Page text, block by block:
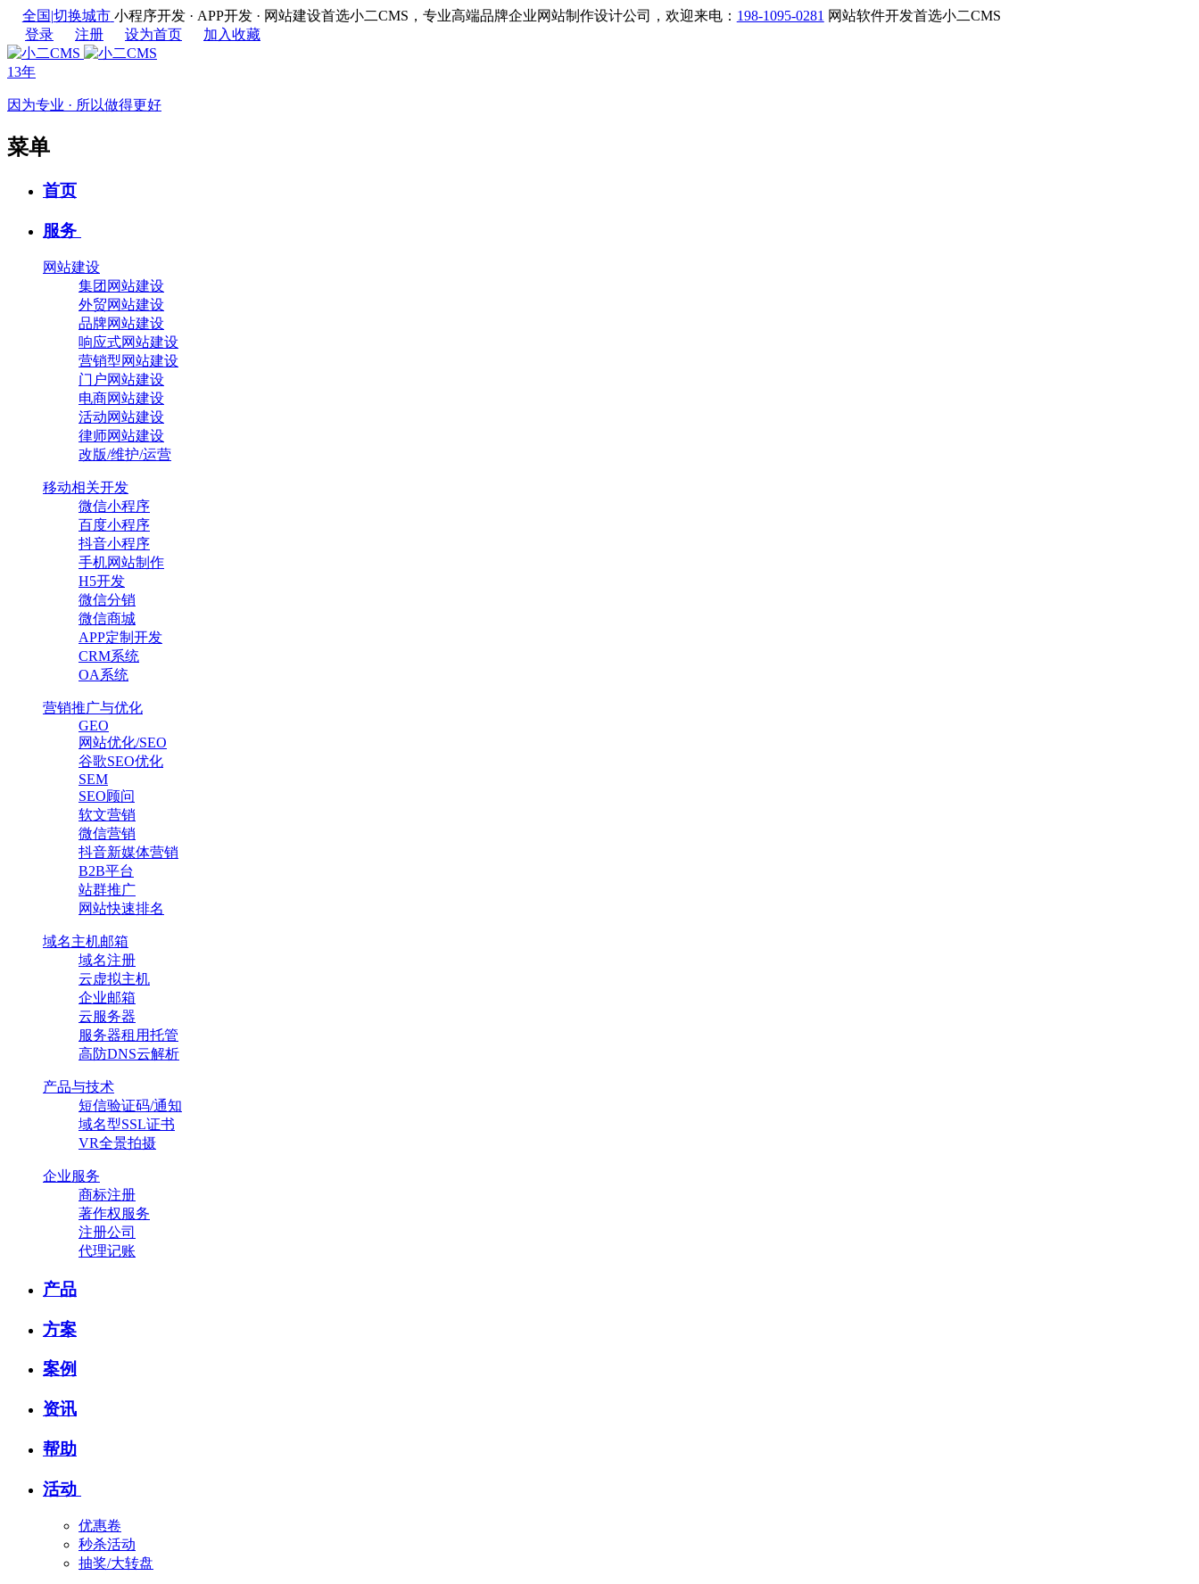
全国|切换城市 小程序开发 · APP开发 · 网站建设首选小二CMS，专业高端品牌企业网站制作设计公司，欢迎来电： 198-1095-0281 网站软件开发首选小二CMS
登录
注册 设为首页 加入收藏
13年
因为专业 · 所以做得更好
菜单
首页
服务
网站建设
集团网站建设
外贸网站建设
品牌网站建设
响应式网站建设
营销型网站建设
门户网站建设
电商网站建设
活动网站建设
律师网站建设
改版/维护/运营
移动相关开发
微信小程序
百度小程序
抖音小程序
手机网站制作
H5开发
微信分销
微信商城
APP定制开发
CRM系统
OA系统
营销推广与优化
GEO
网站优化/SEO
谷歌SEO优化
SEM
SEO顾问
软文营销
微信营销
抖音新媒体营销
B2B平台
站群推广
网站快速排名
域名主机邮箱
域名注册
云虚拟主机
企业邮箱
云服务器
服务器租用托管
高防DNS云解析
产品与技术
短信验证码/通知
域名型SSL证书
VR全景拍摄
企业服务
商标注册
著作权服务
注册公司
代理记账
产品
方案
案例
资讯
帮助
活动
优惠卷
秒杀活动
抽奖/大转盘